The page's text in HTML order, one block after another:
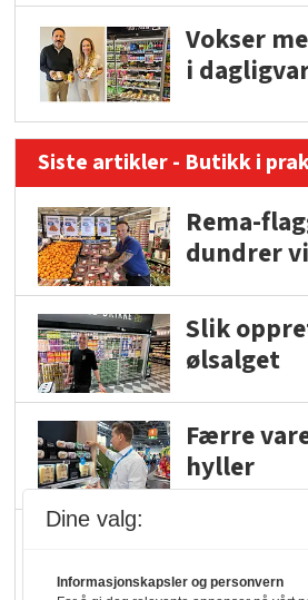
Vokser
i
Siste artikler - Butikk i
Rema-
dundrer
Slik
ølsalget
Færre
hyller
Dine valg:
Informasjonskapsler og personvern